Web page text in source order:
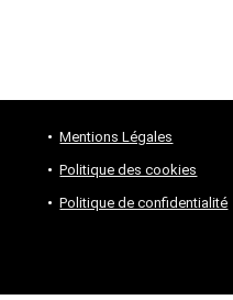
Mentions Légales
Politique des cookies
Politique de confidentialité